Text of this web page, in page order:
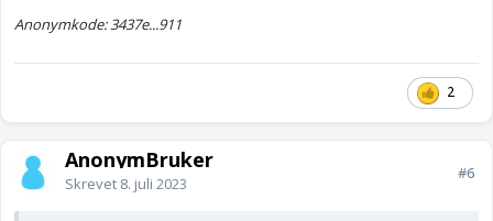
Anonymkode: 3437e...911
2
AnonymBruker
Skrevet 8. juli 2023
#6